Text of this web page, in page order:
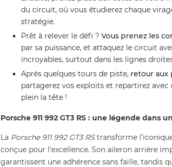
du circuit, où vous étudierez chaque
stratégie.
Prêt à relever le défi ? Vous prenez les
par sa puissance, et attaquez le circuit
incroyables, surtout dans les lignes
Après quelques tours de piste, retour aux
partagerez vos exploits et repartirez
plein la tête !
Porsche 911 992 GT3 RS : une légende dans
La Porsche 911 992 GT3 RStransforme
conçue pour l'excellence. Son aileron arrière
garantissent une adhérence sans faille, tandis